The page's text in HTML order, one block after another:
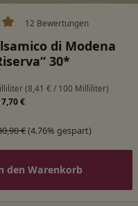
Bewertung von 5
12 Bewertungen
di Modena
30*
(8,41 € / 100 Milliliter)
€
Preis:
€(4.76% gespart)
den Warenkorb